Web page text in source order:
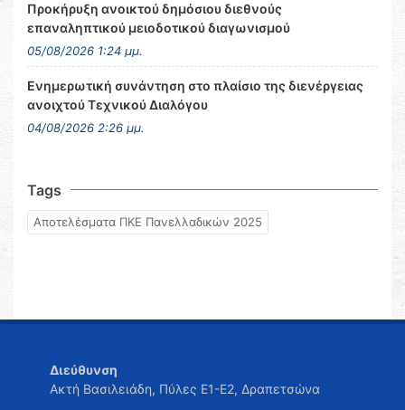
Προκήρυξη ανοικτού δημόσιου διεθνούς
επαναληπτικού μειοδοτικού διαγωνισμού
05/08/2026 1:24 μμ.
Ενημερωτική συνάντηση στο πλαίσιο της διενέργειας
ανοιχτού Τεχνικού Διαλόγου
04/08/2026 2:26 μμ.
Tags
Αποτελέσματα ΠΚΕ Πανελλαδικών 2025
Διεύθυνση
Ακτή Βασιλειάδη, Πύλες Ε1-Ε2, Δραπετσώνα